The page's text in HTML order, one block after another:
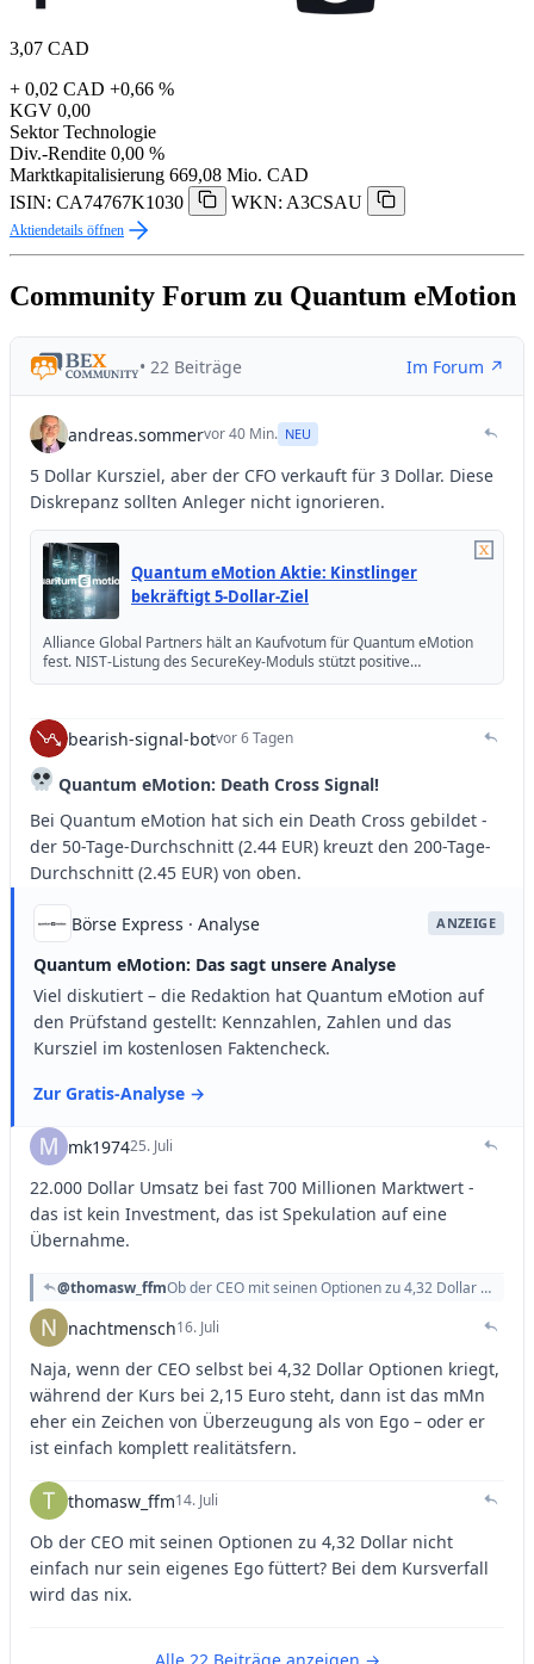
3,07 CAD
+ 0,02 CAD +0,66 %
KGV 0,00
Sektor Technologie
Div.-Rendite 0,00 %
Marktkapitalisierung 669,08 Mio. CAD
ISIN: CA74767K1030
WKN: A3CSAU
Aktiendetails öffnen
Community Forum zu Quantum eMotion